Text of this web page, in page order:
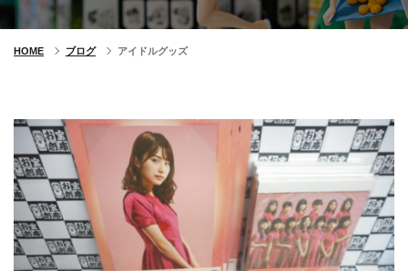
HOME ブログ アイドルグッズ